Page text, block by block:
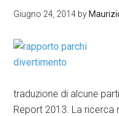
Giugno 24, 2014 by
traduzione di alcune
Report 2013. La ricerca